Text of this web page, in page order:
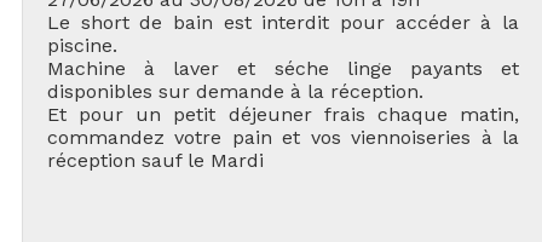
Le short de bain est interdit pour accéder à la
piscine.
Machine à laver et séche linge payants et
disponibles sur demande à la réception.
Et pour un petit déjeuner frais chaque matin,
commandez votre pain et vos viennoiseries à la
réception sauf le Mardi